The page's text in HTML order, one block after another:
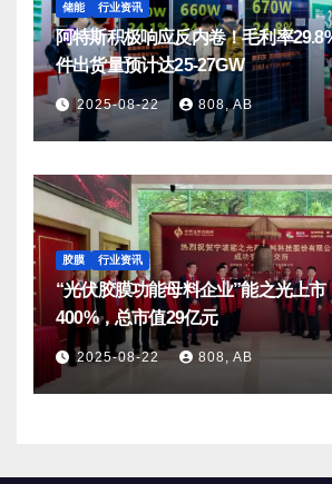
储能 行业资讯
阿特斯积极响应反内卷！毛利率
件出货量预计达25-27GW
2025-08-22 808, AB
胶膜 行业资讯
“光伏胶膜功能母料企业”能之光上
400%，总市值29亿元
2025-08-22 808, AB